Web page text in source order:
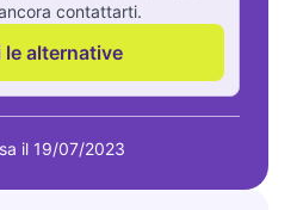
contattarti.
le alternative
il 19/07/2023